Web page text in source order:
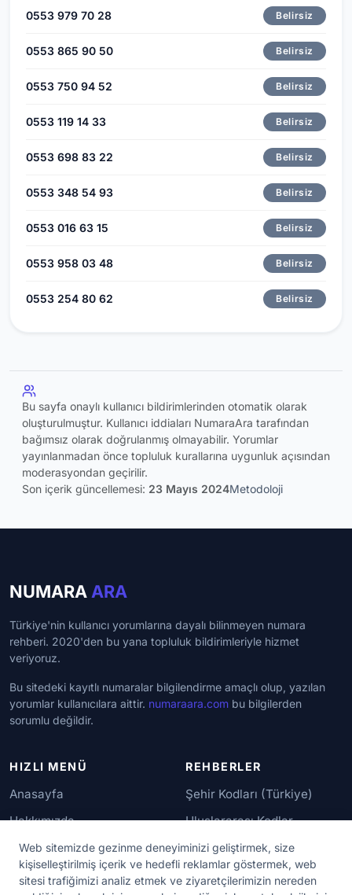
Web sitemizde gezinme deneyiminizi geliştirmek, size
kişiselleştirilmiş içerik ve hedefli reklamlar göstermek, web
sitesi trafiğimizi analiz etmek ve ziyaretçilerimizin nereden
0553 979 70 28 Belirsiz
0553 865 90 50 Belirsiz
0553 750 94 52 Belirsiz
0553 119 14 33 Belirsiz
0553 698 83 22 Belirsiz
0553 348 54 93 Belirsiz
0553 016 63 15 Belirsiz
0553 958 03 48 Belirsiz
0553 254 80 62 Belirsiz
Bu sayfa onaylı kullanıcı bildirimlerinden otomatik olarak
oluşturulmuştur. Kullanıcı iddiaları NumaraAra tarafından
bağımsız olarak doğrulanmış olmayabilir. Yorumlar
yayınlanmadan önce topluluk kurallarına uygunluk açısından
moderasyondan geçirilir.
Son içerik güncellemesi: 23 Mayıs 2024Metodoloji
NUMARA ARA
Türkiye'nin kullanıcı yorumlarına dayalı bilinmeyen numara
rehberi. 2020'den bu yana topluluk bildirimleriyle hizmet
veriyoruz.
Bu sitedeki kayıtlı numaralar bilgilendirme amaçlı olup, yazılan
yorumlar kullanıcılara aittir. numaraara.com bu bilgilerden
sorumlu değildir.
HIZLI MENÜ
Anasayfa
Hakkımızda
İletişim
REHBERLER
Şehir Kodları (Türkiye)
Uluslararası Kodlar
Güvenilir Numaralar
YASAL KORUMA